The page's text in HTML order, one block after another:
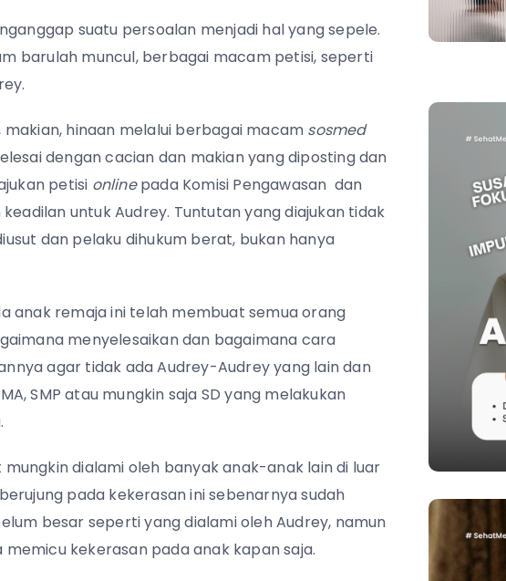
suatu persoalan menjadi hal yang sepele.
barulah muncul, berbagai macam petisi, seperti
hinaan melalui berbagai macam sosmed
dengan cacian dan makian yang diposting dan
petisi onlinepada Komisi Pengawasan dan
untuk Audrey. Tuntutan yang diajukan tidak
dan pelaku dihukum berat, bukan hanya
anak remaja ini telah membuat semua orang
menyelesaikan dan bagaimana cara
agar tidak ada Audrey-Audrey yang lain dan
SMP atau mungkin saja SD yang melakukan
dialami oleh banyak anak-anak lain di luar
pada kekerasan ini sebenarnya sudah
besar seperti yang dialami oleh Audrey, namun
kekerasan pada anak kapan saja.